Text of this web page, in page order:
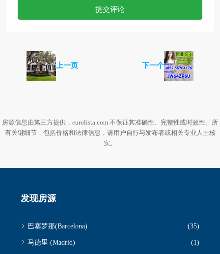
提交评论
上一页 下一个
房源信息由第三方提供，eurolista.com 不保证其准确性、完整性或时效性。所
有关键细节，包括价格和法律信息，请用户自行与发布者或相关专业人士核
实。
发现房源
巴塞罗那(Barcelona) (35)
马德里 (Madrid) (1)